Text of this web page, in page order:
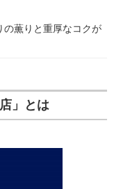
の薫りと重厚なコクが
」とは